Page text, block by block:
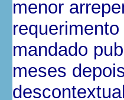
menor
mandado
meses